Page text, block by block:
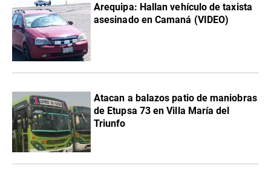
Arequipa: Hallan vehículo de taxista
asesinado en Camaná (VIDEO)
Atacan a balazos patio de maniobras
de Etupsa 73 en Villa María del
Triunfo